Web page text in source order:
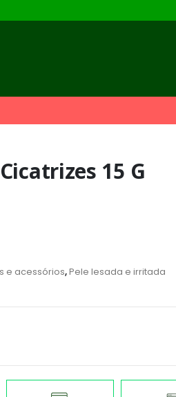
15 G
e acessórios,Pele lesada e irritada